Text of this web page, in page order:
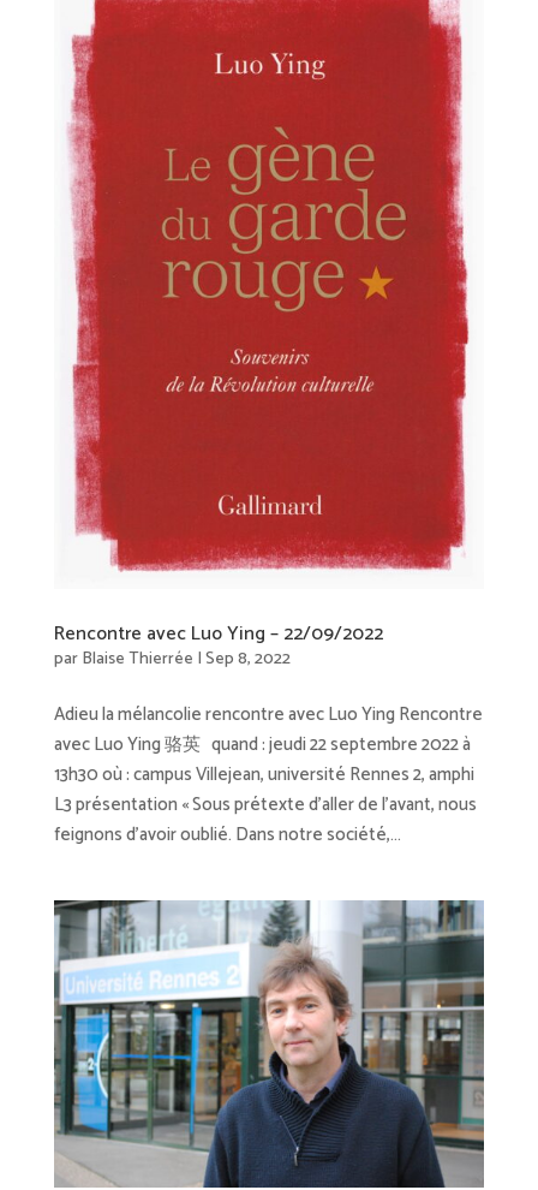
Rencontre avec Luo Ying – 22/09/2022
parBlaise Thierrée |Sep 8, 2022
Adieu la mélancolie rencontre avec Luo Ying Rencontre
avec Luo Ying 骆英 quand : jeudi 22 septembre 2022 à
13h30 où : campus Villejean, université Rennes 2, amphi
L3 présentation « Sous prétexte d’aller de l’avant, nous
feignons d’avoir oublié. Dans notre société,...